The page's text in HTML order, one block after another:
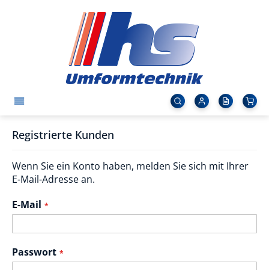
Registrierte Kunden
Wenn Sie ein Konto haben, melden Sie sich mit Ihrer
E-Mail-Adresse an.
E-Mail
Passwort